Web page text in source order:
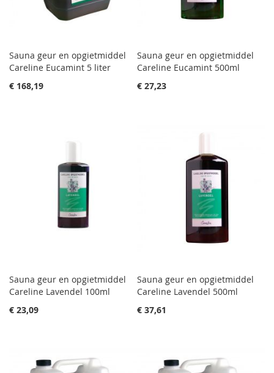
Sauna geur en opgietmiddel
Careline Eucamint 5 liter
€ 168,19
Sauna geur en opgietmiddel
Careline Eucamint 500ml
€ 27,23
Sauna geur en opgietmiddel
Careline Lavendel 100ml
€ 23,09
Sauna geur en opgietmiddel
Careline Lavendel 500ml
€ 37,61